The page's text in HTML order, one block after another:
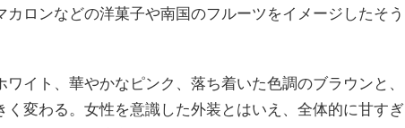
カロンなどの洋菓子や南国のフルーツをイメージしたそう
イト、華やかなピンク、落ち着いた色調のブラウンと、
く変わる。女性を意識した外装とはいえ、全体的に甘すぎ